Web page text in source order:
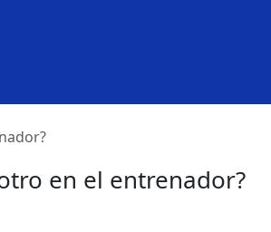
en el entrenador?